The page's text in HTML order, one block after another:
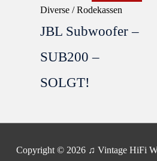
Diverse / Rodekassen
JBL Subwoofer –
SUB200 –
SOLGT!
Copyright © 2026 ♫ Vintage HiFi